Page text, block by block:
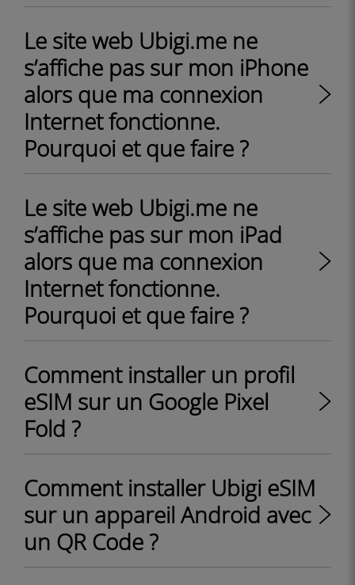
Le site web Ubigi.me ne
s’affiche pas sur mon iPhone
alors que ma connexion
Internet fonctionne.
Pourquoi et que faire ?
Le site web Ubigi.me ne
s’affiche pas sur mon iPad
alors que ma connexion
Internet fonctionne.
Pourquoi et que faire ?
Comment installer un profil
eSIM sur un Google Pixel
Fold ?
Comment installer Ubigi eSIM
sur un appareil Android avec
un QR Code ?